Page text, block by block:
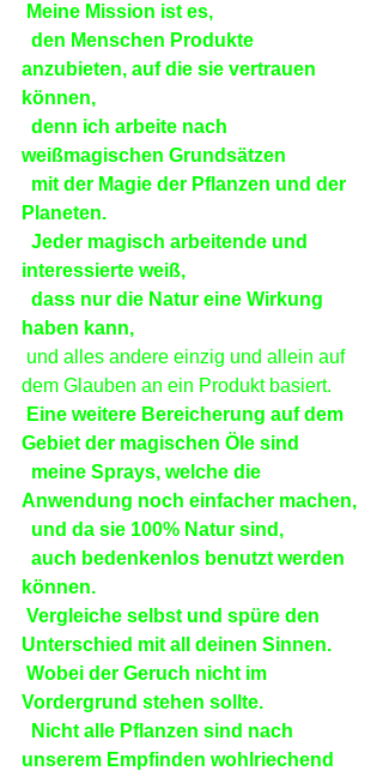
Meine Mission ist es,
den Menschen Produkte
anzubieten, auf die sie vertrauen
können,
denn ich arbeite nach
weißmagischen Grundsätzen
mit der Magie der Pflanzen und der
Planeten.
Jeder magisch arbeitende und
interessierte weiß,
dass nur die Natur eine Wirkung
haben kann,
dem Glauben an ein Produkt basiert.
Eine weitere Bereicherung auf dem
Gebiet der magischen Öle sind
meine Sprays, welche die
Anwendung noch einfacher machen,
und da sie 100% Natur sind,
auch bedenkenlos benutzt werden
können.
Vergleiche selbst und spüre den
Unterschied mit all deinen Sinnen.
Wobei der Geruch nicht im
Vordergrund stehen sollte.
Nicht alle Pflanzen sind nach
unserem Empfinden wohlriechend